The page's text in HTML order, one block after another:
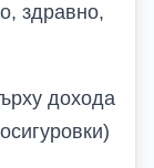
здравно,
дохода